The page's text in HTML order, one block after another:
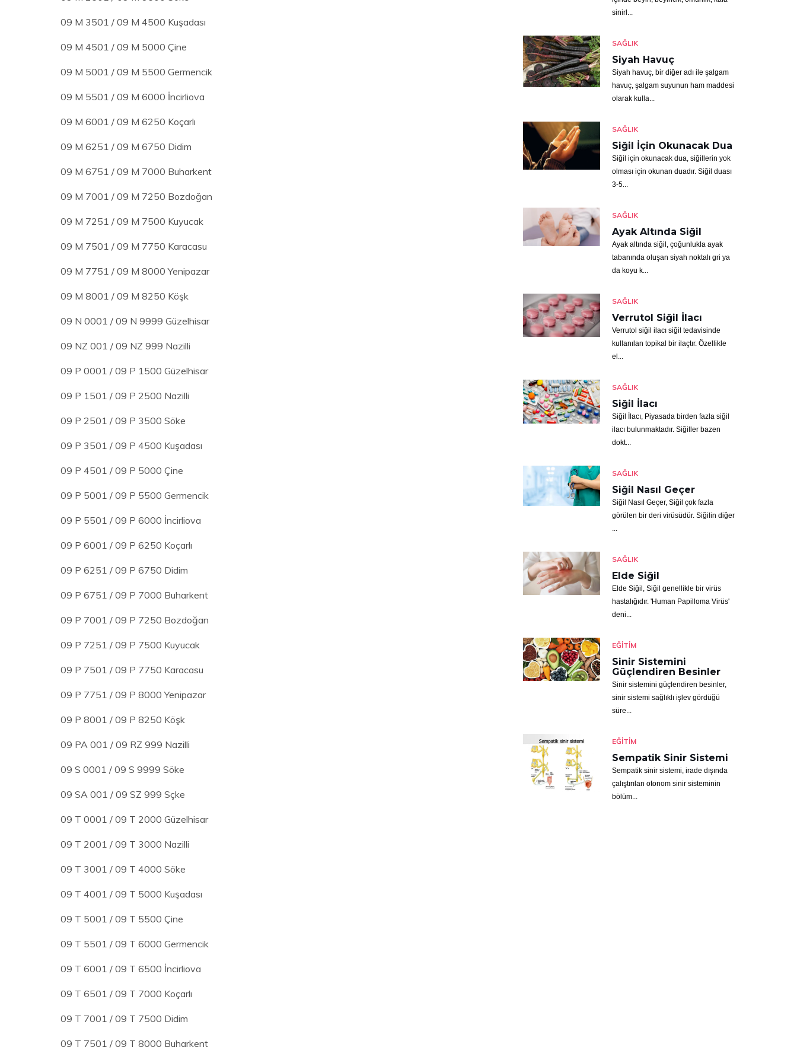
09 M 3501 / 09 M 4500 Kuşadası
09 M 4501 / 09 M 5000 Çine
09 M 5001 / 09 M 5500 Germencik
09 M 5501 / 09 M 6000 İncirliova
09 M 6001 / 09 M 6250 Koçarlı
09 M 6251 / 09 M 6750 Didim
09 M 6751 / 09 M 7000 Buharkent
09 M 7001 / 09 M 7250 Bozdoğan
09 M 7251 / 09 M 7500 Kuyucak
09 M 7501 / 09 M 7750 Karacasu
09 M 7751 / 09 M 8000 Yenipazar
09 M 8001 / 09 M 8250 Köşk
09 N 0001 / 09 N 9999 Güzelhisar
09 NZ 001 / 09 NZ 999 Nazilli
09 P 0001 / 09 P 1500 Güzelhisar
09 P 1501 / 09 P 2500 Nazilli
09 P 2501 / 09 P 3500 Söke
09 P 3501 / 09 P 4500 Kuşadası
09 P 4501 / 09 P 5000 Çine
09 P 5001 / 09 P 5500 Germencik
09 P 5501 / 09 P 6000 İncirliova
09 P 6001 / 09 P 6250 Koçarlı
09 P 6251 / 09 P 6750 Didim
09 P 6751 / 09 P 7000 Buharkent
09 P 7001 / 09 P 7250 Bozdoğan
09 P 7251 / 09 P 7500 Kuyucak
09 P 7501 / 09 P 7750 Karacasu
09 P 7751 / 09 P 8000 Yenipazar
09 P 8001 / 09 P 8250 Köşk
09 PA 001 / 09 RZ 999 Nazilli
09 S 0001 / 09 S 9999 Söke
09 SA 001 / 09 SZ 999 Sçke
09 T 0001 / 09 T 2000 Güzelhisar
09 T 2001 / 09 T 3000 Nazilli
09 T 3001 / 09 T 4000 Söke
09 T 4001 / 09 T 5000 Kuşadası
09 T 5001 / 09 T 5500 Çine
09 T 5501 / 09 T 6000 Germencik
09 T 6001 / 09 T 6500 İncirliova
09 T 6501 / 09 T 7000 Koçarlı
09 T 7001 / 09 T 7500 Didim
09 T 7501 / 09 T 8000 Buharkent
sinirl...
SAĞLIK
Siyah Havuç
Siyah havuç, bir diğer adı ile şalgam
havuç, şalgam suyunun ham maddesi
olarak kulla...
SAĞLIK
Siğil İçin Okunacak Dua
Siğil için okunacak dua, siğillerin yok
olması için okunan duadır. Siğil duası
3-5...
SAĞLIK
Ayak Altında Siğil
Ayak altında siğil, çoğunlukla ayak
tabanında oluşan siyah noktalı gri ya
da koyu k...
SAĞLIK
Verrutol Siğil İlacı
Verrutol siğil ilacı siğil tedavisinde
kullanılan topikal bir ilaçtır. Özellikle
el...
SAĞLIK
Siğil İlacı
Siğil İlacı, Piyasada birden fazla siğil
ilacı bulunmaktadır. Siğiller bazen
dokt...
SAĞLIK
Siğil Nasıl Geçer
Siğil Nasıl Geçer, Siğil çok fazla
görülen bir deri virüsüdür. Siğilin diğer
...
SAĞLIK
Elde Siğil
Elde Siğil, Siğil genellikle bir virüs
hastalığıdır. 'Human Papilloma Virüs'
deni...
EĞITIM
Sinir Sistemini
Güçlendiren Besinler
Sinir sistemini güçlendiren besinler,
sinir sistemi sağlıklı işlev gördüğü
süre...
EĞITIM
Sempatik Sinir Sistemi
Sempatik sinir sistemi, irade dışında
çalıştırılan otonom sinir sisteminin
bölüm...